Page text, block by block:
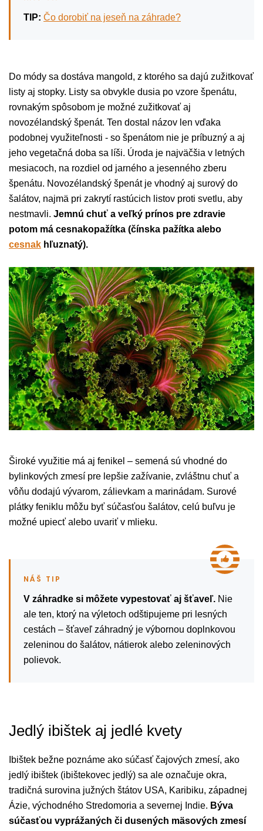
TIP: Čo dorobiť na jeseň na záhrade?
Do módy sa dostáva mangold, z ktorého sa dajú zužitkovať
listy aj stopky. Listy sa obvykle dusia po vzore špenátu,
rovnakým spôsobom je možné zužitkovať aj
novozélandský špenát. Ten dostal názov len vďaka
podobnej využiteľnosti - so špenátom nie je príbuzný a aj
jeho vegetačná doba sa líši. Úroda je najväčšia v letných
mesiacoch, na rozdiel od jarného a jesenného zberu
špenátu. Novozélandský špenát je vhodný aj surový do
šalátov, najmä pri zakrytí rastúcich listov proti svetlu, aby
nestmavli. Jemnú chuť a veľký prínos pre zdravie
potom má cesnakopažítka (čínska pažítka alebo
cesnak hľuznatý).
Široké využitie má aj fenikel – semená sú vhodné do
bylinkových zmesí pre lepšie zažívanie, zvláštnu chuť a
vôňu dodajú vývarom, zálievkam a marinádam. Surové
plátky feniklu môžu byť súčasťou šalátov, celú buľvu je
možné upiecť alebo uvariť v mlieku.
V záhradke si môžete vypestovať aj šťaveľ. Nie
ale ten, ktorý na výletoch odštipujeme pri lesných
cestách – šťaveľ záhradný je výbornou doplnkovou
zeleninou do šalátov, nátierok alebo zeleninových
polievok.
Jedlý ibištek aj jedlé kvety
Ibištek bežne poznáme ako súčasť čajových zmesí, ako
jedlý ibištek (ibištekovec jedlý) sa ale označuje okra,
tradičná surovina južných štátov USA, Karibiku, západnej
Ázie, východného Stredomoria a severnej Indie. Býva
súčasťou vyprážaných či dusených mäsových zmesí